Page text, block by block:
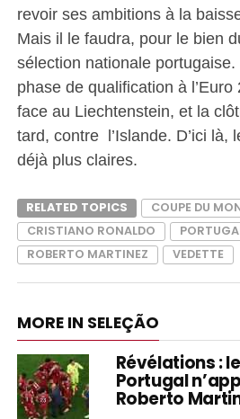
revoir ses ambitions à la
Mais il le faudra, pour le bien
sélection nationale
phase de qualification à
face au Liechtenstein, et la
tard, contre l’Islande. D’ici là,
déjà plus claires.
RELATED TOPICS
COUPE DU
CRISTIANO RONALDO
ROBERTO MARTINEZ
VEDETTE
MORE IN SELEÇÃO
Révélations :
Portugal
Roberto